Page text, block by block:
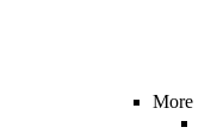
More